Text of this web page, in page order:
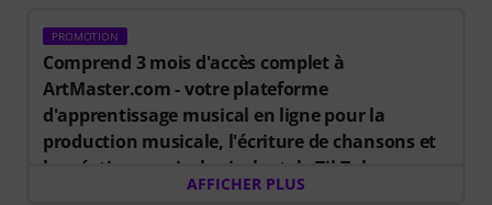
PROMOTION
Comprend 3 mois d'accès complet à
ArtMaster.com - votre plateforme
d'apprentissage musical en ligne pour la
production musicale, l'écriture de chansons et
la création musicale virale style TikTok.
Achetez cet article pour studio et vous recevez un bon
AFFICHER PLUS